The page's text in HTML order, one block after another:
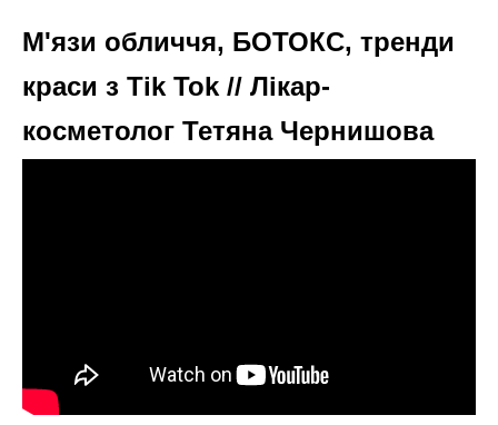
М'язи обличчя, БОТОКС, тренди
краси з Tik Tok // Лікар-
косметолог Тетяна Чернишова